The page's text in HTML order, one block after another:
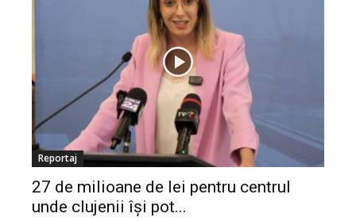
Reportaj
27 de milioane de lei pentru centrul
unde clujenii își pot...